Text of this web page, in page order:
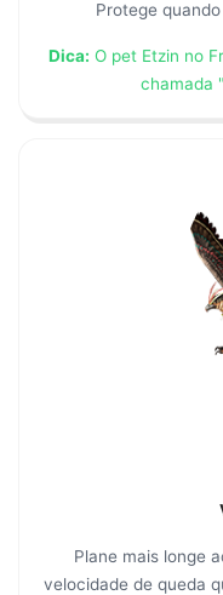
Protege
Dica: O pet Etzin no
chamada
Plane mais longe
velocidade de queda